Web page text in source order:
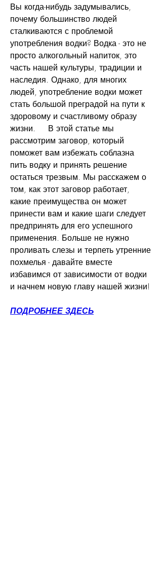
Вы когда-нибудь задумывались,
почему большинство людей
сталкиваются с проблемой
употребления водки? Водка - это не
просто алкогольный напиток, это
часть нашей культуры, традиции и
наследия. Однако, для многих
людей, употребление водки может
стать большой преградой на пути к
здоровому и счастливому образу
жизни.     В этой статье мы
рассмотрим заговор, который
поможет вам избежать соблазна
пить водку и принять решение
остаться трезвым. Мы расскажем о
том, как этот заговор работает,
какие преимущества он может
принести вам и какие шаги следует
предпринять для его успешного
применения. Больше не нужно
проливать слезы и терпеть утренние
похмелья - давайте вместе
избавимся от зависимости от водки
и начнем новую главу нашей жизни!
ПОДРОБНЕЕ ЗДЕСЬ